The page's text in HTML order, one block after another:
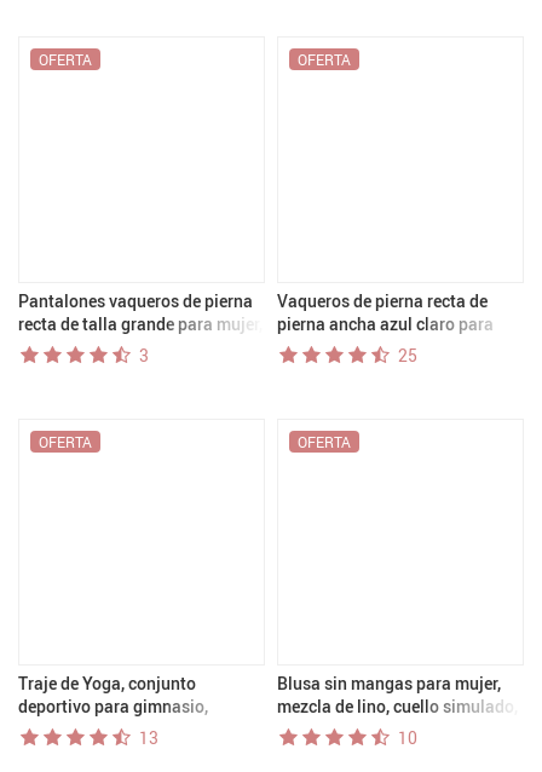
Pantalones vaqueros de pierna
recta de talla grande para mujer,
pantalones acampanados
adelgazantes de otoño,
2025
OFERTA
3
Vaqueros de pierna recta de
pierna ancha azul claro para
mujer: pantalones vaqueros
elegantes y cómodos para una
OFERTA
25
Traje de Yoga, conjunto
deportivo para gimnasio,
Sujetador deportivo sin
costuras de alto impacto,
OFERTA
13
Blusa sin mangas para mujer,
mezcla de lino, cuello simulado,
corte relajado
OFERTA
10